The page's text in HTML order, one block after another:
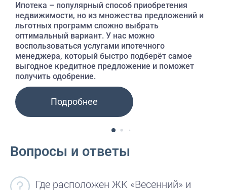
Ипотека – популярный способ приобретения
недвижимости, но из множества предложений и
льготных программ сложно выбрать
оптимальный вариант. У нас можно
воспользоваться услугами ипотечного
менеджера, который быстро подберёт самое
выгодное кредитное предложение и поможет
получить одобрение.
Подробнее
Вопросы и ответы
Где расположен ЖК «Весенний» и